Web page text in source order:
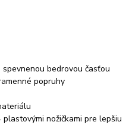
bedrovou časťou
popruhy
nožičkami pre lepšiu